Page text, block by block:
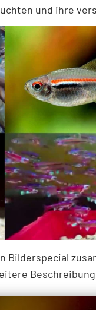
und ihre
Bilderspecial